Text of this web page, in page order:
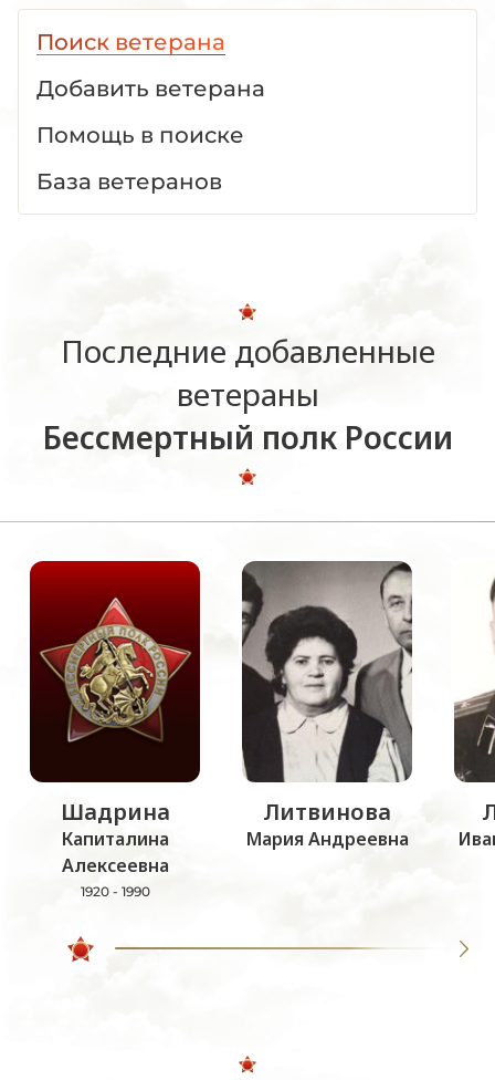
Поиск ветерана
Добавить ветерана
Помощь в поиске
База ветеранов
Последние добавленные
ветераны
Бессмертный полк России
Шадрина
Капиталина
Алексеевна
1920 - 1990
Литвинова
Мария Андреевна